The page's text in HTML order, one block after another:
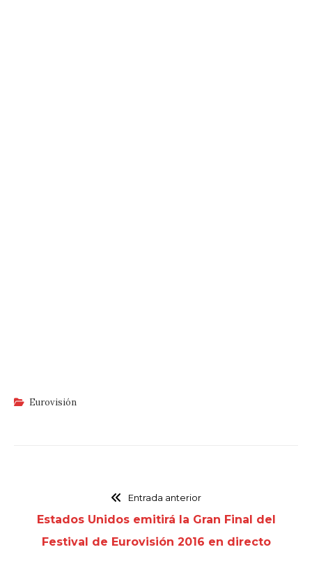
Eurovisión
Entrada anterior
Estados Unidos emitirá la Gran Final del
Festival de Eurovisión 2016 en directo